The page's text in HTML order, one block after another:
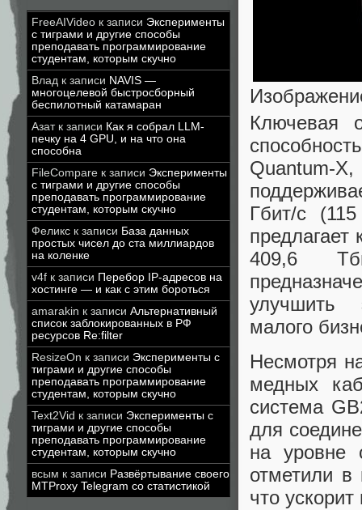
FreeAIVideo к записи Эксперименты
с тиграми и другие способы
преподавать программирование
студентам, которым скучно
Влад к записи NAVIS —
многоцелевой быстросборный
беспилотный катамаран
Азатк записи Как я собрал LLM-
печку на 4 GPU, и на что она
способна
FileCompare к записи Эксперименты
с тиграми и другие способы
преподавать программирование
студентам, которым скучно
Феликс к записи База данных
простых чисел до ста миллиардов
на коленке
v4f к записи Перебор IP-адресов на
хостинге — и как с этим бороться
amarakin к записи Альтернативный
список заблокированных в РФ
ресурсов Re:filter
ResizeOn к записи Эксперименты с
тиграми и другие способы
преподавать программирование
студентам, которым скучно
Text2Vid к записи Эксперименты с
тиграми и другие способы
преподавать программирование
студентам, которым скучно
всым к записи Развёртывание своего
MTProxy Telegram со статистикой
Ключевая
Гбит/с
409,6
улучшить
малого
Несмотря
медных
система
для
на уровне
отметили в
что